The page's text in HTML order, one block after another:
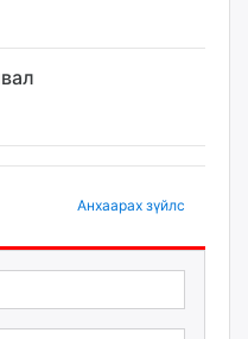
Анхаарах зүйлс